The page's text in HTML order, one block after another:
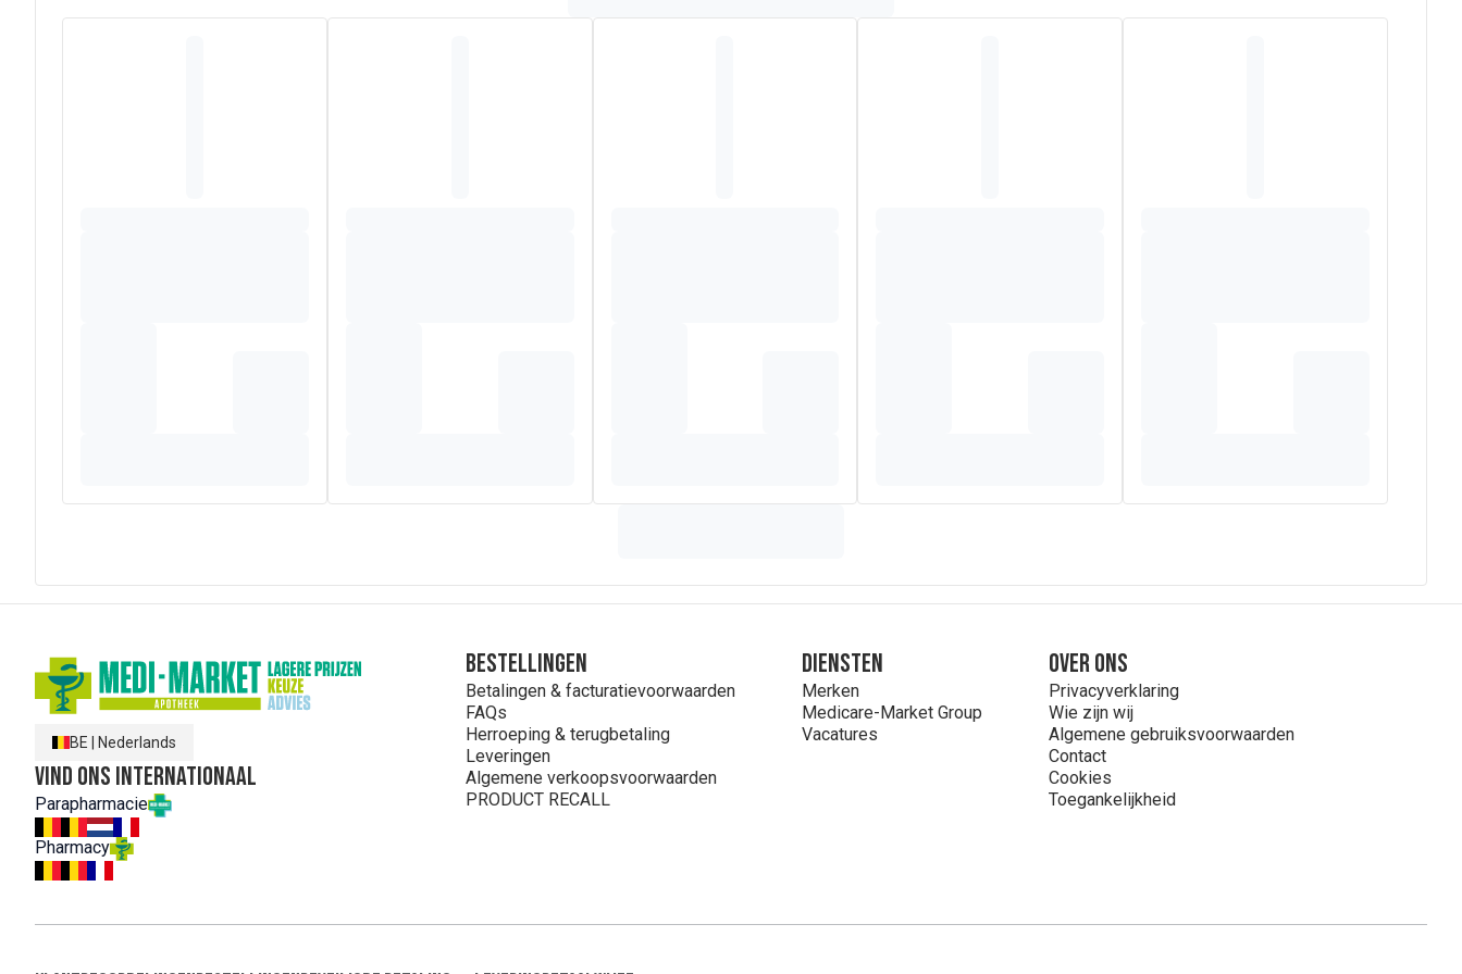
aan de aanwezigheid van fructosanen (inuline) en bittere lactonen.
BE Nederlands
Vind ons internationaal
Parapharmacie
Pharmacy
Bestellingen
Betalingen & facturatievoorwaarden
FAQs
Herroeping & terugbetaling
Leveringen
Algemene verkoopsvoorwaarden
PRODUCT RECALL
Diensten
Merken
Medicare-Market Group
Vacatures
Over ons
Privacyverklaring
Wie zijn wij
Algemene gebruiksvoorwaarden
Contact
Cookies
Toegankelijkheid